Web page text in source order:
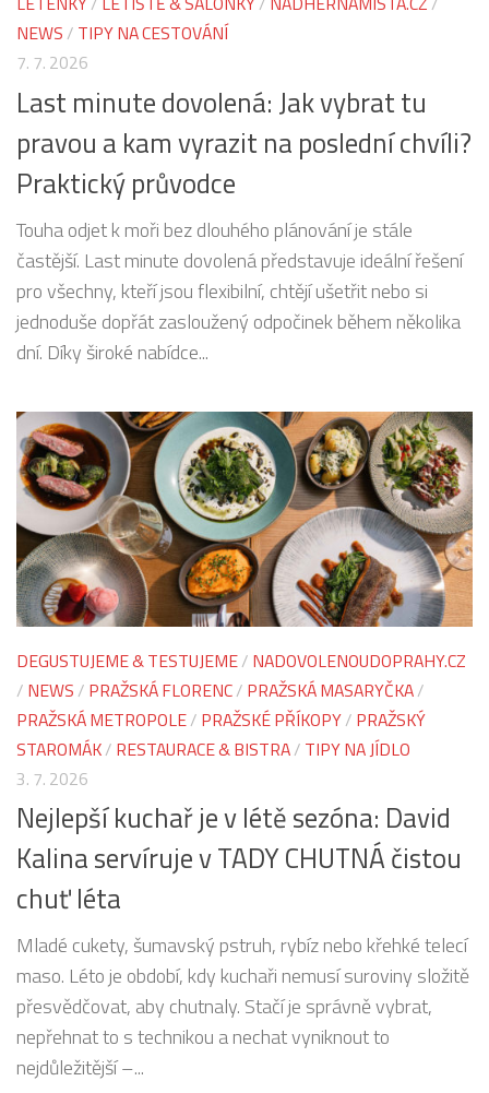
NEWS / TIPY NA CESTOVÁNÍ
7. 7. 2026
Last minute dovolená: Jak vybrat tu
pravou a kam vyrazit na poslední chvíli?
Praktický průvodce
Touha odjet k moři bez dlouhého plánování je stále
častější. Last minute dovolená představuje ideální řešení
pro všechny, kteří jsou flexibilní, chtějí ušetřit nebo si
jednoduše dopřát zasloužený odpočinek během několika
dní. Díky široké nabídce...
DEGUSTUJEME & TESTUJEME/ NADOVOLENOUDOPRAHY.CZ
/ NEWS / PRAŽSKÁ FLORENC/ PRAŽSKÁ MASARYČKA/
PRAŽSKÁ METROPOLE/ PRAŽSKÉ PŘÍKOPY/ PRAŽSKÝ
STAROMÁK/ RESTAURACE & BISTRA/ TIPY NA JÍDLO
3. 7. 2026
Nejlepší kuchař je v létě sezóna: David
Kalina servíruje v TADY CHUTNÁ čistou
chuť léta
Mladé cukety, šumavský pstruh, rybíz nebo křehké telecí
maso. Léto je období, kdy kuchaři nemusí suroviny složitě
přesvědčovat, aby chutnaly. Stačí je správně vybrat,
nepřehnat to s technikou a nechat vyniknout to
nejdůležitější –...